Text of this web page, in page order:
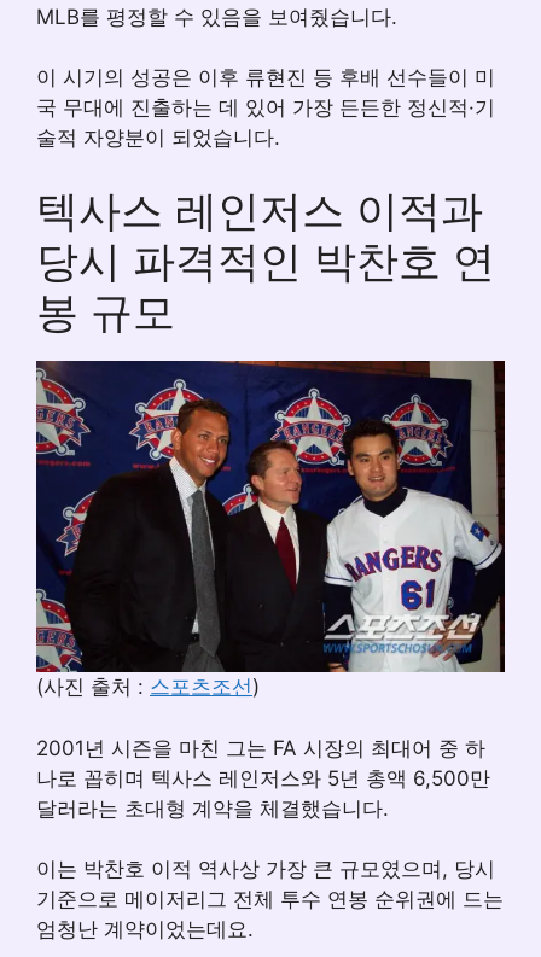
MLB를 평정할 수 있음을 보여줬습니다.
이 시기의 성공은 이후 류현진 등 후배 선수들이 미
국 무대에 진출하는 데 있어 가장 든든한 정신적·기
술적 자양분이 되었습니다.
텍사스 레인저스 이적과
당시 파격적인 박찬호 연
봉 규모
(사진 출처 : 스포츠조선)
2001년 시즌을 마친 그는 FA 시장의 최대어 중 하
나로 꼽히며 텍사스 레인저스와 5년 총액 6,500만
달러라는 초대형 계약을 체결했습니다.
이는 박찬호 이적 역사상 가장 큰 규모였으며, 당시
기준으로 메이저리그 전체 투수 연봉 순위권에 드는
엄청난 계약이었는데요.